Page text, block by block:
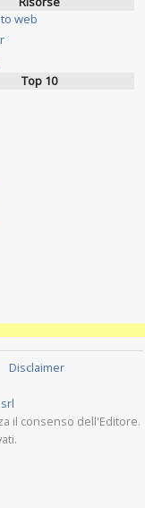
web
Top 10
Disclaimer
il consenso dell'Editore.